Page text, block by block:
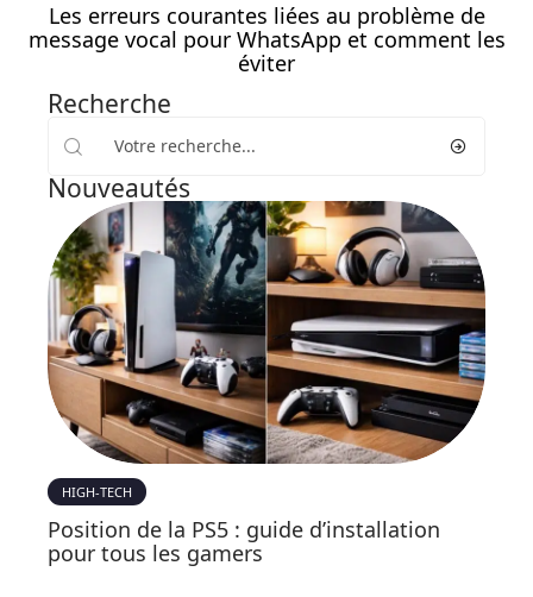
Les erreurs courantes liées au problème de
message vocal pour WhatsApp et comment les
éviter
Recherche
Nouveautés
HIGH-TECH
Position de la PS5 : guide d’installation
pour tous les gamers